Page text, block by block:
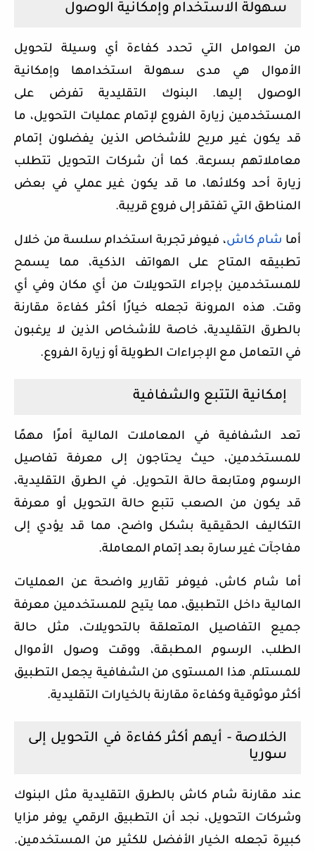
سهولة الاستخدام وإمكانية الوصول
من العوامل التي تحدد كفاءة أي وسيلة لتحويل
الأموال هي مدى سهولة استخدامها وإمكانية
الوصول إليها. البنوك التقليدية تفرض على
المستخدمين زيارة الفروع لإتمام عمليات التحويل، ما
قد يكون غير مريح للأشخاص الذين يفضلون إتمام
معاملاتهم بسرعة. كما أن شركات التحويل تتطلب
زيارة أحد وكلائها، ما قد يكون غير عملي في بعض
المناطق التي تفتقر إلى فروع قريبة.
أما شام كاش، فيوفر تجربة استخدام سلسة من خلال
تطبيقه المتاح على الهواتف الذكية، مما يسمح
للمستخدمين بإجراء التحويلات من أي مكان وفي أي
وقت. هذه المرونة تجعله خيارًا أكثر كفاءة مقارنة
بالطرق التقليدية، خاصة للأشخاص الذين لا يرغبون
في التعامل مع الإجراءات الطويلة أو زيارة الفروع.
إمكانية التتبع والشفافية
تعد الشفافية في المعاملات المالية أمرًا مهمًا
للمستخدمين، حيث يحتاجون إلى معرفة تفاصيل
الرسوم ومتابعة حالة التحويل. في الطرق التقليدية،
قد يكون من الصعب تتبع حالة التحويل أو معرفة
التكاليف الحقيقية بشكل واضح، مما قد يؤدي إلى
مفاجآت غير سارة بعد إتمام المعاملة.
أما شام كاش، فيوفر تقارير واضحة عن العمليات
المالية داخل التطبيق، مما يتيح للمستخدمين معرفة
جميع التفاصيل المتعلقة بالتحويلات، مثل حالة
الطلب، الرسوم المطبقة، ووقت وصول الأموال
للمستلم. هذا المستوى من الشفافية يجعل التطبيق
أكثر موثوقية وكفاءة مقارنة بالخيارات التقليدية.
الخلاصة - أيهم أكثر كفاءة في التحويل إلى
سوريا
عند مقارنة شام كاش بالطرق التقليدية مثل البنوك
وشركات التحويل، نجد أن التطبيق الرقمي يوفر مزايا
كبيرة تجعله الخيار الأفضل للكثير من المستخدمين.